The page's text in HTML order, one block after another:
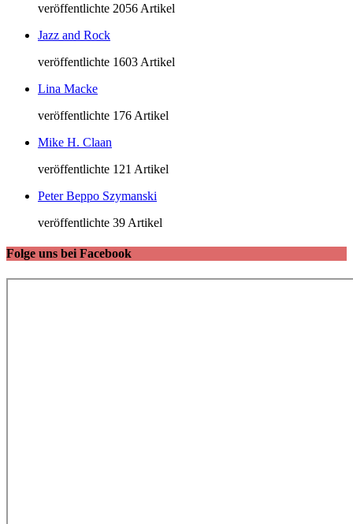
veröffentlichte 2056 Artikel
Jazz and Rock
veröffentlichte 1603 Artikel
Lina Macke
veröffentlichte 176 Artikel
Mike H. Claan
veröffentlichte 121 Artikel
Peter Beppo Szymanski
veröffentlichte 39 Artikel
Folge uns bei Facebook